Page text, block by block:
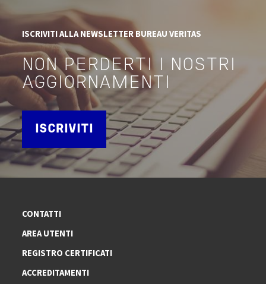
ISCRIVITI ALLA NEWSLETTER BUREAU VERITAS
NON PERDERTI I NOSTRI
AGGIORNAMENTI
ISCRIVITI
CONTATTI
AREA UTENTI
REGISTRO CERTIFICATI
ACCREDITAMENTI